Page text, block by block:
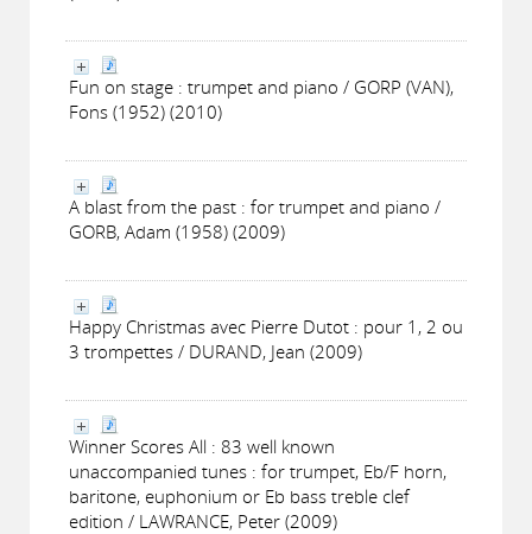
Fun on stage : trumpet and piano / GORP (VAN),
Fons (1952) (2010)
A blast from the past : for trumpet and piano /
GORB, Adam (1958) (2009)
Happy Christmas avec Pierre Dutot : pour 1, 2 ou
3 trompettes / DURAND, Jean (2009)
Winner Scores All : 83 well known
unaccompanied tunes : for trumpet, Eb/F horn,
baritone, euphonium or Eb bass treble clef
edition / LAWRANCE, Peter (2009)